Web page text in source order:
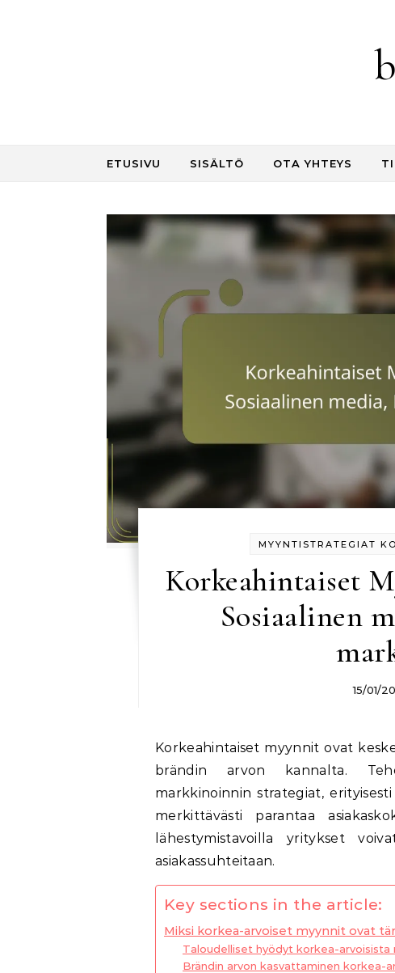
ETUSIVU SISÄLTÖ OTA YHTEYS
MYYNTISTRATEGIAT
Korkeahintaiset
Sosiaalinen
15/01/
Korkeahintaiset myynnit ovat keskeisiä yritysten taloudellisen menestyksen ja
brändin arvon kannalta.
markkinoinnin strategiat,
merkittävästi parantaa
lähestymistavoilla yritykset
asiakassuhteitaan.
Key sections in the article:
Miksi korkea-arvoiset myynnit ovat
Taloudelliset hyödyt korkea-arvoisista
Brändin arvon kasvattaminen korkea-